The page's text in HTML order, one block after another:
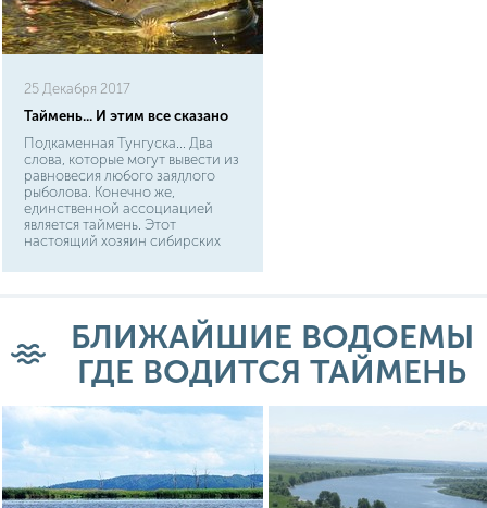
25 Декабря 2017
Таймень... И этим все сказано
Подкаменная Тунгуска... Два
слова, которые могут вывести из
равновесия любого заядлого
рыболова. Конечно же,
единственной ассоциацией
является таймень. Этот
настоящий хозяин сибирских
крючков, оборвал километры
Страшно представить себе
борьбу с рыбой, которая
достигает длины в 2 метра и
весит 70-80 кг! Неудивительно,
что для поимки таких гигантов
используют имитацию
небольших грызунов: мышей,
белок...
БЛИЖАЙШИЕ ВОДОЕМЫ
ГДЕ ВОДИТСЯ ТАЙМЕНЬ